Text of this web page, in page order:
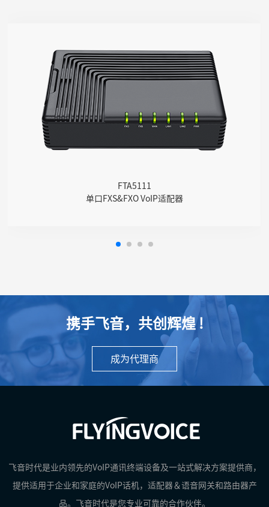
FTA5111
单口FXS&FXO VoIP适配器
● 1个FXS接口
● 1个FXO接口
● 1个SIP账号
● 3*10/100 Mbps
携手飞音，共创辉煌 !
成为代理商
飞音时代是业内领先的VoIP通讯终端设备及一站式解决方案提供商，
提供适用于企业和家庭的VoIP话机，适配器＆语音网关和路由器产
品。飞音时代是您专业可靠的合作伙伴。